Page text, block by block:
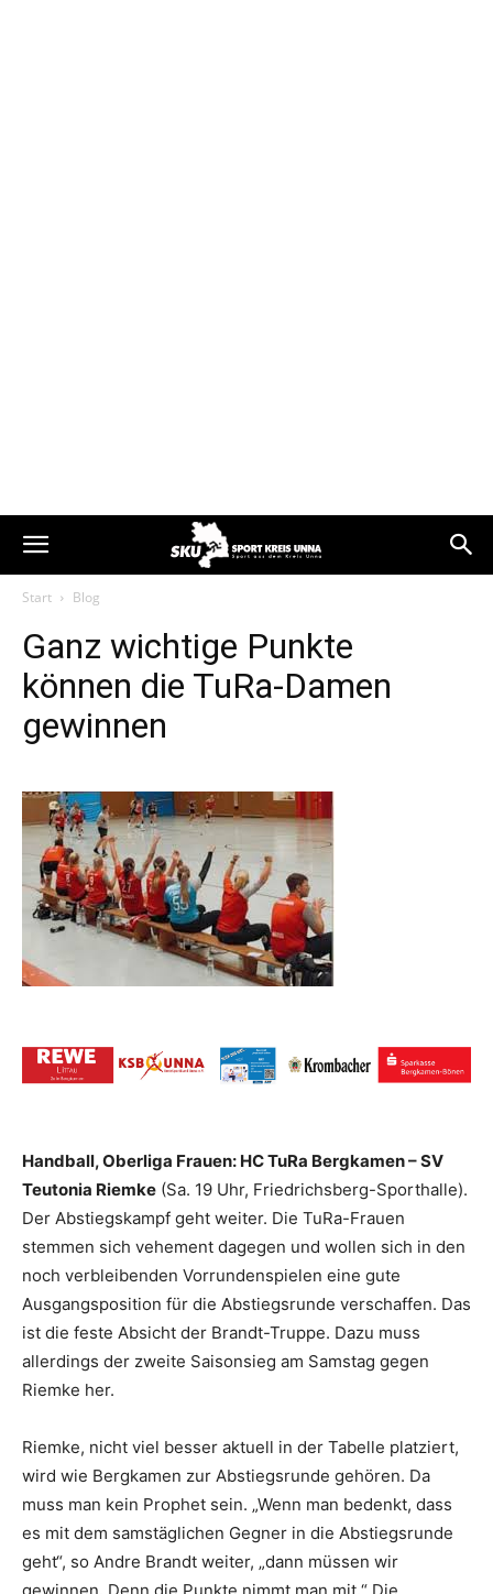
Start Blog
Ganz wichtige Punkte
können die TuRa-Damen
gewinnen
Handball, Oberliga Frauen: HC TuRa Bergkamen – SV
Teutonia Riemke (Sa. 19 Uhr, Friedrichsberg-Sporthalle).
Der Abstiegskampf geht weiter. Die TuRa-Frauen
stemmen sich vehement dagegen und wollen sich in den
noch verbleibenden Vorrundenspielen eine gute
Ausgangsposition für die Abstiegsrunde verschaffen. Das
ist die feste Absicht der Brandt-Truppe. Dazu muss
allerdings der zweite Saisonsieg am Samstag gegen
Riemke her.
Riemke, nicht viel besser aktuell in der Tabelle platziert,
wird wie Bergkamen zur Abstiegsrunde gehören. Da
muss man kein Prophet sein. „Wenn man bedenkt, dass
es mit dem samstäglichen Gegner in die Abstiegsrunde
geht“, so Andre Brandt weiter, „dann müssen wir